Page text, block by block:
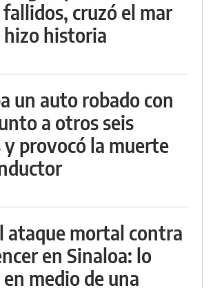
cruzó el mar
hizo historia
un auto robado con
a otros seis
y provocó la muerte
ataque mortal contra
en Sinaloa: lo
medio de una